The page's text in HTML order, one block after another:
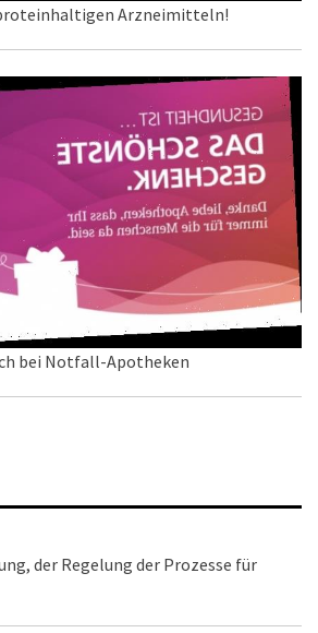
Arzneimitteln!
bei Notfall-Apotheken
der Regelung der Prozesse für